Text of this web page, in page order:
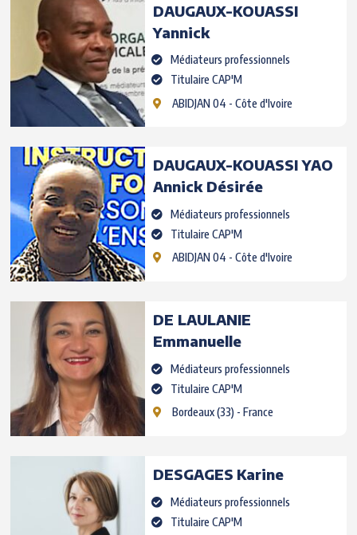
DAUGAUX-KOUASSI
Yannick
Médiateurs professionnels
Titulaire CAP'M
ABIDJAN 04 - Côte d'Ivoire
DAUGAUX-KOUASSI YAO
Annick Désirée
Médiateurs professionnels
Titulaire CAP'M
ABIDJAN 04 - Côte d'Ivoire
DE LAULANIE
Emmanuelle
Médiateurs professionnels
Titulaire CAP'M
Bordeaux(33) - France
DESGAGES Karine
Médiateurs professionnels
Titulaire CAP'M